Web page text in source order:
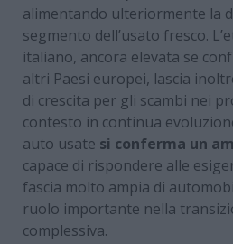
alimentando ulteriormente la
segmento dell’usato fresco.
italiano, ancora elevata se
altri Paesi europei, lascia
di crescita per gli scambi nei
contesto in continua
auto usate si conferma un
capace di rispondere alle
fascia molto ampia di
ruolo importante nella
complessiva.